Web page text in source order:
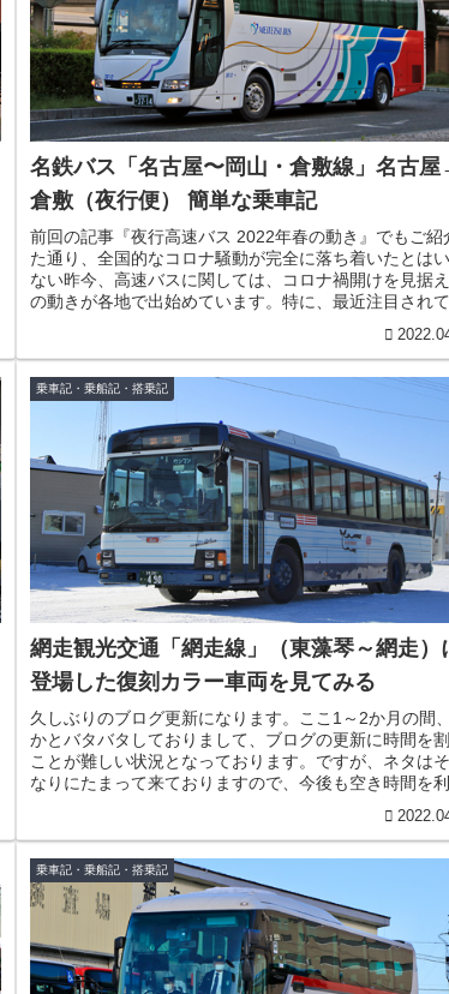
名鉄バス「名古屋〜岡山・倉敷線」名古
倉敷（夜行便） 簡単な乗車記
前回の記事『夜行高速バス 2022年春の動き』でもご紹
た通り、全国的なコロナ騒動が完全に落ち着いたとはい
ない昨今、高速バスに関しては、コロナ禍開けを見据
の動きが各地で出始めています。特に、最近注目され
乗車記・乗船記・搭乗記
網走観光交通「網走線」（東藻琴～網走）
登場した復刻カラー車両を見てみる
久しぶりのブログ更新になります。ここ1～2か月の間
かとバタバタしておりまして、ブログの更新に時間を割
ことが難しい状況となっております。ですが、ネタは
なりにたまって来ておりますので、今後も空き時間を利
乗車記・乗船記・搭乗記